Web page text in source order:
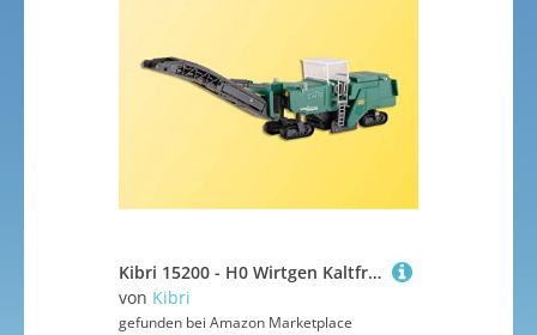
Kibri 15200 - H0 Wirtgen Kaltfräse
von Kibri
gefunden bei Amazon Marketplace